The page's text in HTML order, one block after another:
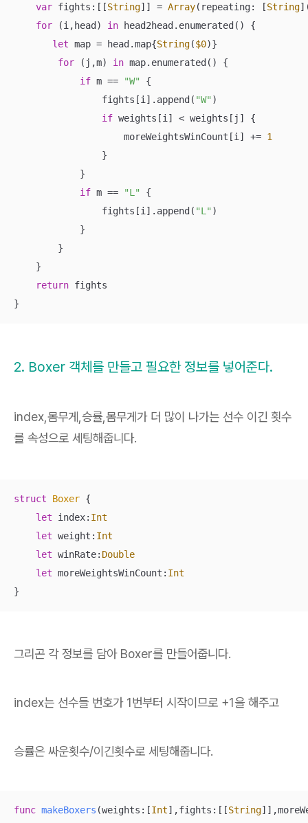
var fights:[[String]] = Array(repeating: [String
for (i,head) in head2head.enumerated() {
let map = head.map{String($0)}
for (j,m) in map.enumerated() {
if m == "W"
{
                fights[i].append(
"W" )
if weights[i] < weights[j] {
                    moreWeightsWinCount[i]
+= 1
                }
            }
if m == "L"
{
                fights[i].append(
"L" )
            }
        }
    }
return fights
}
2. Boxer 객체를 만들고 필요한 정보를 넣어준다.
index,몸무게,승률,몸무게가 더 많이 나가는 선수 이긴 횟수
를 속성으로 세팅해줍니다.
struct Boxer {
let index: Int
let weight: Int
let winRate: Double
let moreWeightsWinCount: Int
}
그리곤 각 정보를 담아 Boxer를 만들어줍니다.
index는 선수들 번호가 1번부터 시작이므로 +1을 해주고
승률은 싸운횟수/이긴횟수로 세팅해줍니다.
func makeBoxers (weights :[Int],fights :[[String]],